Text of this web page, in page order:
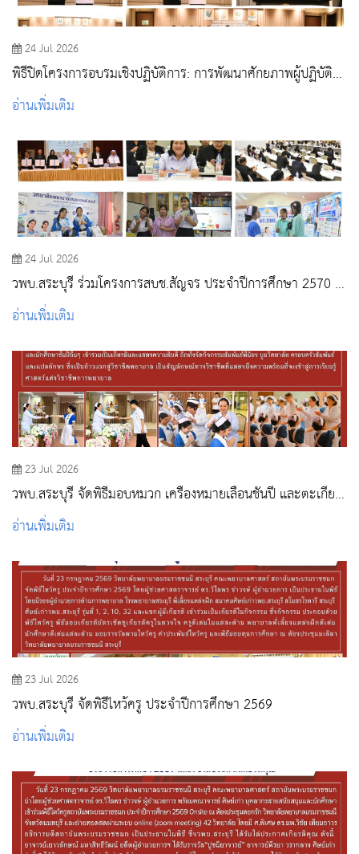
24 Jul 2026
พิธีปิดโครงการอบรมเชิงปฏิบัติการ: การพัฒนาศักยภาพผู้ปฏิบัติ
งานด้านวัคซีนและภูมิคุ้มกันโรค
อ่านเพิ่มเติม
24 Jul 2026
วพบ.สระบุรี ร่วมโครงการสบช.สัญจร ประจำปีการศึกษา 2570 ณ
วพบ.พระพุทธบาท
อ่านเพิ่มเติม
23 Jul 2026
วพบ.สระบุรี จัดพิธีมอบหมวก เครื่องหมายเลื่อนชั้นปี และตะเกียง
ประจำปีการศึกษา 2569
อ่านเพิ่มเติม
23 Jul 2026
วพบ.สระบุรี จัดพิธีไหว้ครู ประจำปีการศึกษา 2569
อ่านเพิ่มเติม